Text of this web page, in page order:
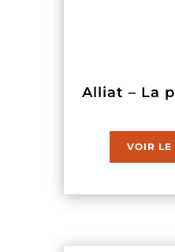
Alliat – La
VOIR LE